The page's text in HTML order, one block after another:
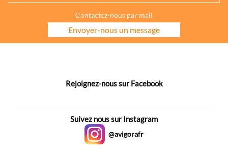
Contactez-nous par mail
Envoyer-nous un message
Rejoignez-nous sur Facebook
Suivez nous sur Instagram
@avigorafr